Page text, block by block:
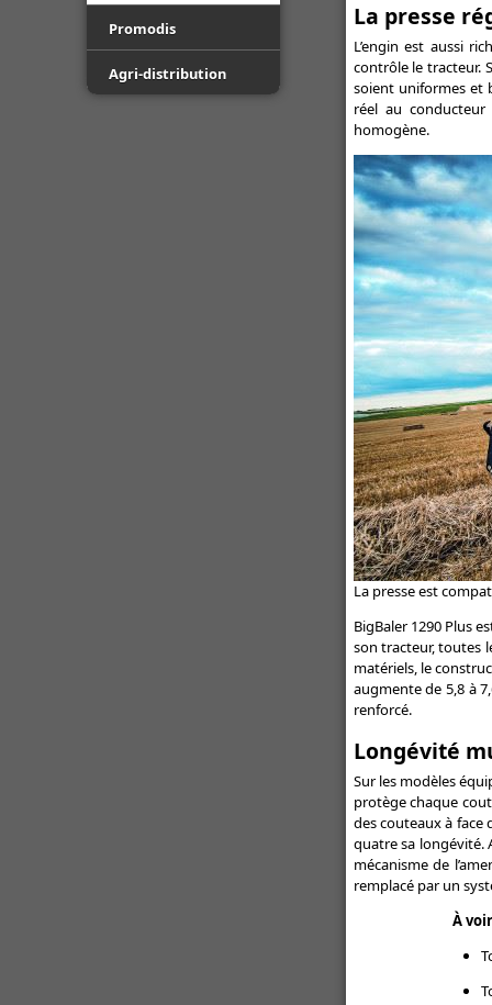
Promodis
Film - Ficelle - Filet - Conseil du
Agri-distribution
La presse
L’engin est aussi
contrôle le tracteur.
soient uniformes et
réel au
homogène.
La presse est
BigBaler 1290 Plus
son tracteur, toutes
matériels, le
augmente de 5,8 à
renforcé.
Longévité
Sur les modèles
protège chaque
des couteaux à
quatre sa longévité.
mécanisme de
remplacé par un
À